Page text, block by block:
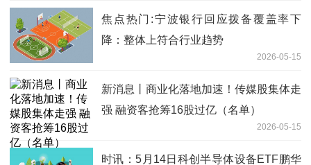
焦点热门:宁波银行回应拨备覆盖率下
降：整体上符合行业趋势
2026-05-15
新消息丨商业化落地加速！传媒股集体走
强 融资客抢筹16股过亿（名单）
2026-05-15
时讯：5月14日科创半导体设备ETF鹏华